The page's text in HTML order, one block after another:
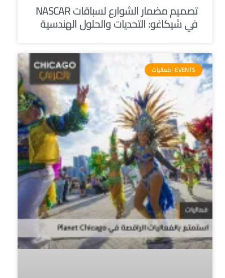
تصميم مضمار الشوارع لسباقات NASCAR
في شيكاغو: التحديات والحلول الهندسية
EVENTS | فعاليات